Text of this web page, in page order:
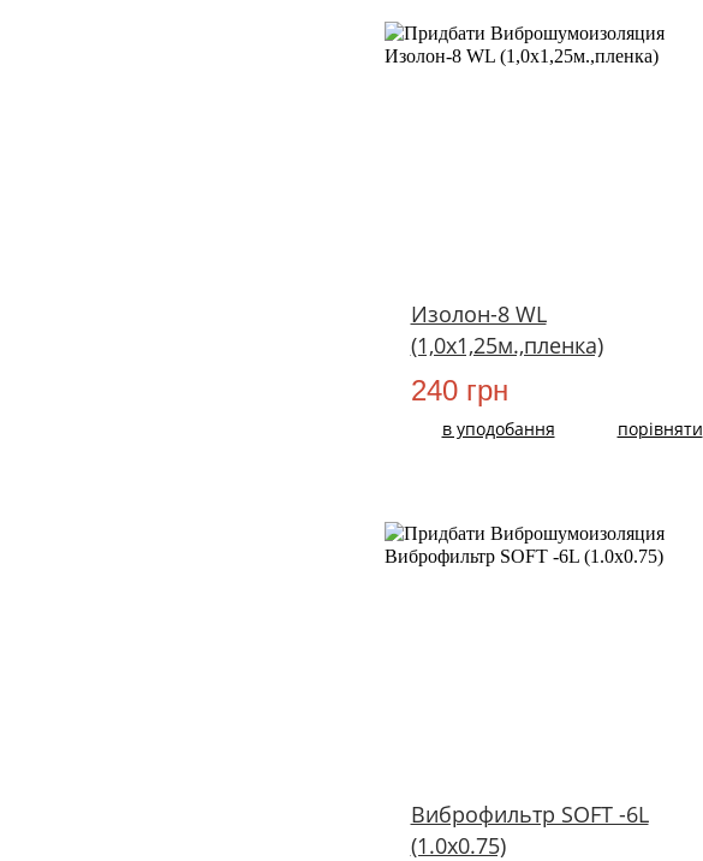
Изолон-8 WL
(1,0х1,25м.,пленка)
240 грн
в уподобання порівняти
Виброфильтр SOFT -6L
(1.0х0.75)